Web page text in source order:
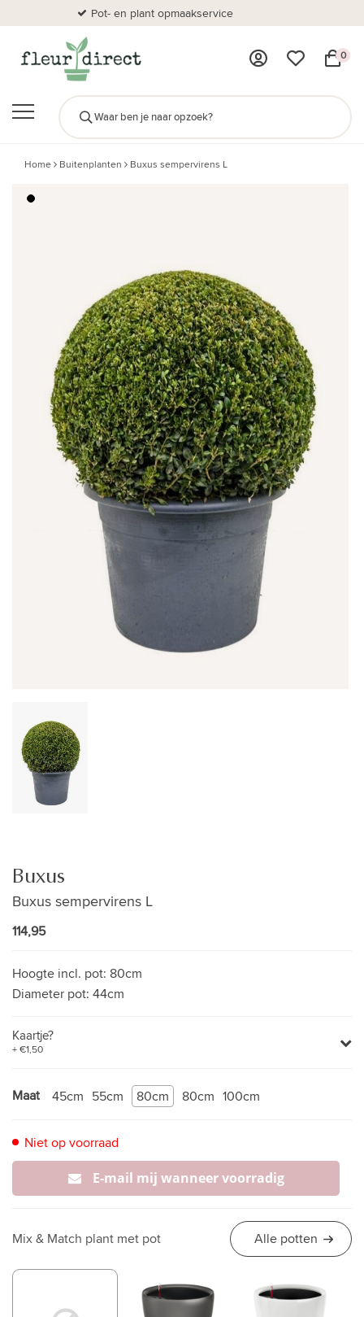
Pot- en plant opmaakservice
0
Home Buitenplanten Buxus sempervirens L
Buxus
Buxus sempervirens L
114,95
Hoogte incl. pot: 80cm
Diameter pot: 44cm
Kaartje?
+ €1,50
Maat 45cm 55cm 80cm 80cm 100cm
Niet op voorraad
E-mail mij wanneer voorradig
Mix & Match plant met pot Alle potten